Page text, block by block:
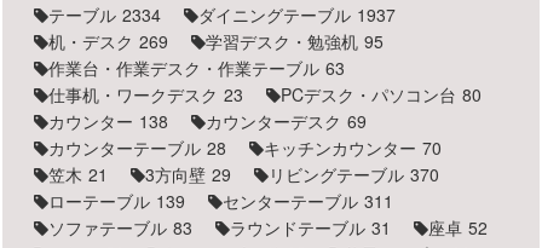
テーブル 2334 ダイニングテーブル 1937
机・デスク 269 学習デスク・勉強机 95
作業台・作業デスク・作業テーブル 63
仕事机・ワークデスク 23 PCデスク・パソコン台 80
カウンター 138 カウンターデスク 69
カウンターテーブル 28 キッチンカウンター 70
笠木 21 3方向壁 29 リビングテーブル 370
ローテーブル 139 センターテーブル 311
ソファテーブル 83 ラウンドテーブル 31 座卓 52